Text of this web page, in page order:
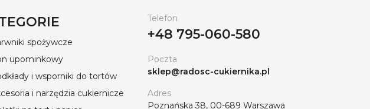
spożywcze
upominkowy
i wsporniki do tortów
i narzędzia cukiernicze
Telefon
+48 795-060-580
Poczta
sklep@radosc-cukiernika.pl
Adres
Poznańska 38, 00-689 Warszawa